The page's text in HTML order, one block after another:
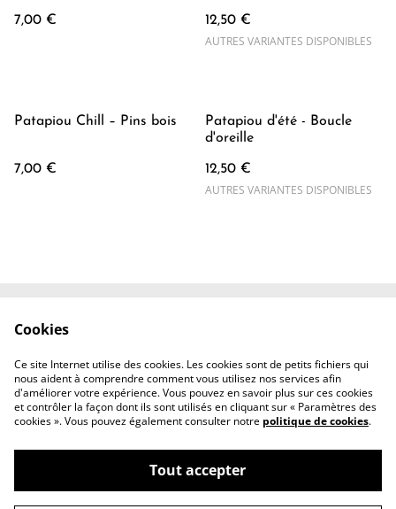
7,00 € 12,50 €
AUTRES VARIANTES DISPONIBLES
Patapiou Chill – Pins bois
7,00 €
Patapiou d'été - Boucle
d'oreille
12,50 €
AUTRES VARIANTES DISPONIBLES
confidentialité
©2026Shyra Butterfly
Cookies
Ce site Internet utilise des cookies. Les cookies sont de petits fichiers qui
nous aident à comprendre comment vous utilisez nos services afin
d'améliorer votre expérience. Vous pouvez en savoir plus sur ces cookies
et contrôler la façon dont ils sont utilisés en cliquant sur « Paramètres des
cookies ». Vous pouvez également consulter notre politique de cookies.
Tout accepter